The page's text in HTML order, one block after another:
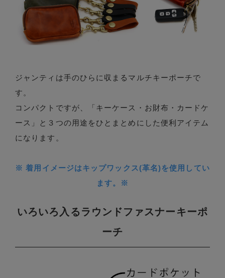
ジャンティは手のひらに収まるマルチキーポーチで
す。
コンパクトですが、「キーケース・お財布・カードケ
ース」と３つの用途をひとまとめにした便利アイテム
になります。
※ 着用イメージはキップワックス(革名)を使用してい
ます。※
いろいろ入るラウンドファスナーキーポ
ーチ